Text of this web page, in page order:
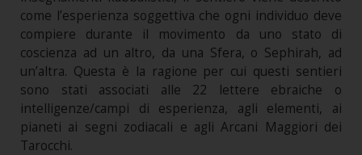
come l’esperienza soggettiva che ogni individuo deve
compiere durante il movimento da uno stato di
coscienza ad un altro, da una Sfera, o Sephirah, ad
un’altra. Questa è la ragione per cui questi sentieri
sono stati associati alle 22 lettere ebraiche o
intelligenze/campi di esperienza, agli elementi, ai
pianeti ai segni zodiacali e agli Arcani Maggiori dei
Tarocchi.